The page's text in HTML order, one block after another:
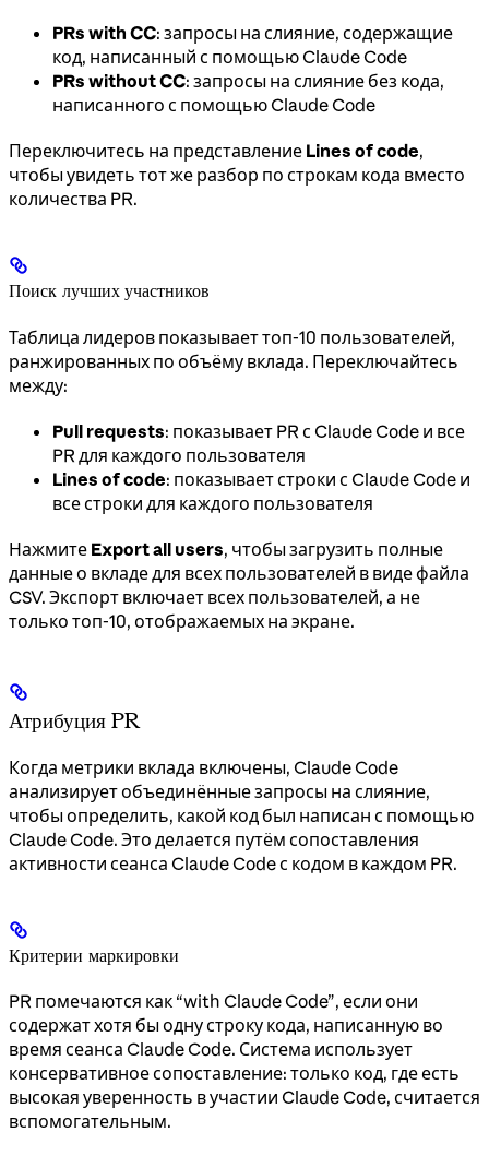
PRs with CC: запросы на слияние, содержащие
код, написанный с помощью Claude Code
PRs without CC: запросы на слияние без кода,
написанного с помощью Claude Code
Переключитесь на представление Lines of code,
чтобы увидеть тот же разбор по строкам кода вместо
количества PR.
Поиск лучших участников
Таблица лидеров показывает топ-10 пользователей,
ранжированных по объёму вклада. Переключайтесь
между:
Pull requests: показывает PR с Claude Code и все
PR для каждого пользователя
Lines of code: показывает строки с Claude Code и
все строки для каждого пользователя
Нажмите Export all users, чтобы загрузить полные
данные о вкладе для всех пользователей в виде файла
CSV. Экспорт включает всех пользователей, а не
только топ-10, отображаемых на экране.
Атрибуция PR
Когда метрики вклада включены, Claude Code
анализирует объединённые запросы на слияние,
чтобы определить, какой код был написан с помощью
Claude Code. Это делается путём сопоставления
активности сеанса Claude Code с кодом в каждом PR.
Критерии маркировки
PR помечаются как “with Claude Code”, если они
содержат хотя бы одну строку кода, написанную во
время сеанса Claude Code. Система использует
консервативное сопоставление: только код, где есть
высокая уверенность в участии Claude Code, считается
вспомогательным.